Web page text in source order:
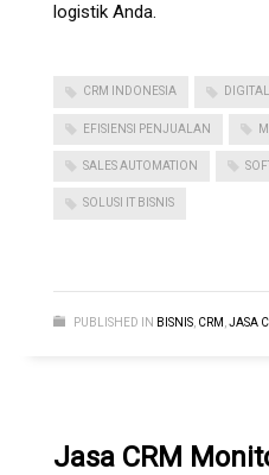
logistik Anda.
CRM INDONESIA
EFISIENSI PENJUALAN
SALES AUTOMATION
SOLUSI IT BISNIS
PUBLISHED IN BISNIS CRM JASA
Jasa CRM